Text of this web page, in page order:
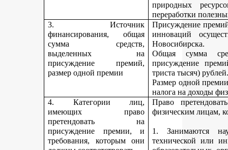
природных
переработки
3. Источник
финансирования, общая
сумма средств,
выделенных на
присуждение премий,
размер одной премии
Присуждение
инноваций
Новосибирска.
Общая сумма
присуждение
триста тысяч)
Размер одной
налога на доходы
4. Категории лиц,
имеющих право
претендовать на
присуждение премии, и
требования, которым они
Право
физическим лицам,
1. Занимаются
технической или